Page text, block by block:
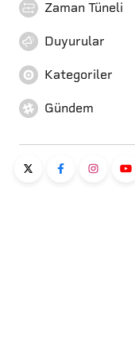
Zaman Tüneli
Duyurular
Kategoriler
Gündem